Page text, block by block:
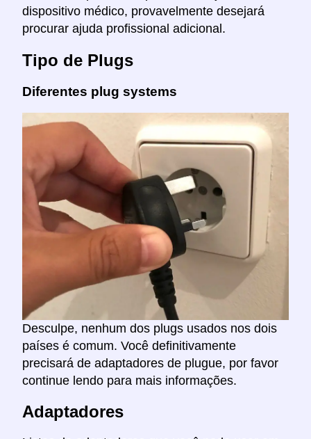
dispositivo médico, provavelmente desejará
procurar ajuda profissional adicional.
Tipo de Plugs
Diferentes plug systems
Desculpe, nenhum dos plugs usados nos dois
países é comum. Você definitivamente
precisará de adaptadores de plugue, por favor
continue lendo para mais informações.
Adaptadores